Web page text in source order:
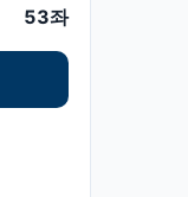
53좌